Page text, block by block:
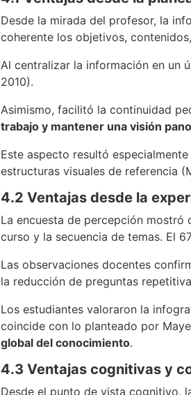
Desde la mirada del profesor, la
coherente los objetivos,
Al centralizar la información en un
2010).
Asimismo, facilitó la continuidad
trabajo y mantener una visión
Este aspecto resultó
estructuras visuales de referencia
4.2 Ventajas desde la
La encuesta de percepción mostró
curso y la secuencia de temas. El
Las observaciones docentes
la reducción de preguntas
Los estudiantes valoraron la
coincide con lo planteado por
global del conocimiento.
4.3 Ventajas cognitivas y
Desde el punto de vista cognitivo,